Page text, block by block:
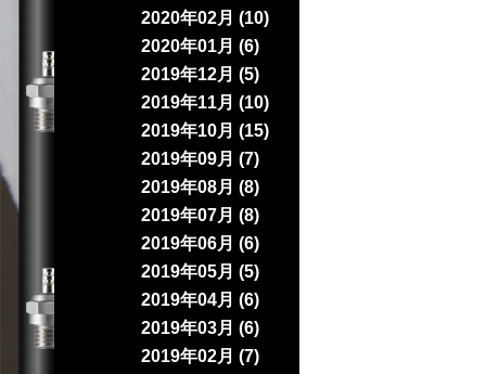
2020年02月 (10)
2020年01月 (6)
2019年12月 (5)
2019年11月 (10)
2019年10月 (15)
2019年09月 (7)
2019年08月 (8)
2019年07月 (8)
2019年06月 (6)
2019年05月 (5)
2019年04月 (6)
2019年03月 (6)
2019年02月 (7)